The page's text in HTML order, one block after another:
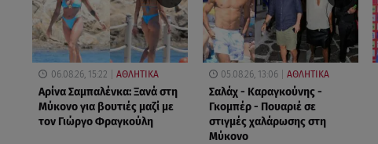
06.08.26, 15:22 ΑΘΛΗΤΙΚΑ
Αρίνα Σαμπαλένκα: Ξανά στη
Μύκονο για βουτιές μαζί με
τον Γιώργο Φραγκούλη
05.08.26, 13:06 ΑΘΛΗΤΙΚΑ
Σαλάχ - Καραγκούνης -
Γκομπέρ - Πουαριέ σε
στιγμές χαλάρωσης στη
Μύκονο